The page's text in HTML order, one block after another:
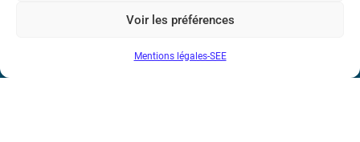
Voir les préférences
Mentions légales-SEE
Mentions légales